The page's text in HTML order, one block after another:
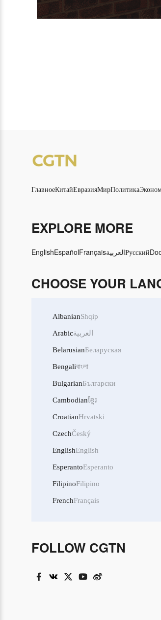
ГлавноеКитайЕвразияМирПолитика
EXPLORE MORE
EnglishEspañolFrançaisالعربيةРусский
CHOOSE YOUR
AlbanianShqip
Arabicالعربية
BelarusianБеларуская
Bengaliবাংলা
BulgarianБългарски
Cambodianខ្មែរ
CroatianHrvatski
CzechČeský
EnglishEnglish
EsperantoEsperanto
FilipinoFilipino
FrenchFrançais
FOLLOW CGTN